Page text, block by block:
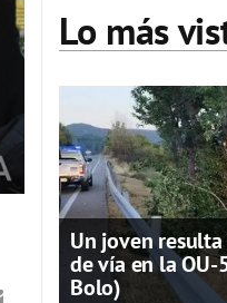
Lo más
Un joven
de vía en la OU-
Bolo)